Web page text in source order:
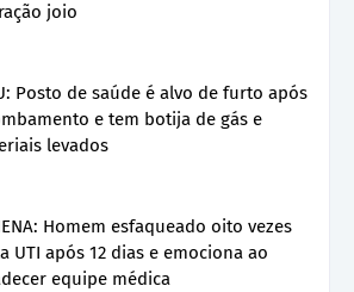
joio
Posto de saúde é alvo de furto após
e tem botija de gás e
levados
Homem esfaqueado oito vezes
UTI após 12 dias e emociona ao
equipe médica